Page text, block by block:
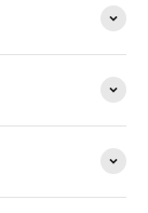
2,79 €